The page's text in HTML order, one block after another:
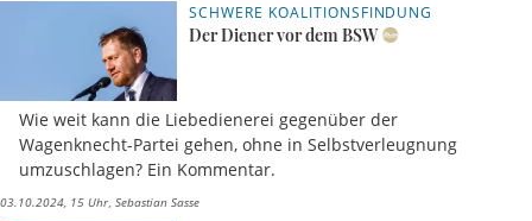
SCHWERE KOALITIONSFINDUNG
Der Diener vor dem BSW
Wie weit kann die Liebedienerei gegenüber der
Wagenknecht-Partei gehen, ohne in Selbstverleugnung
umzuschlagen? Ein Kommentar.
03.10.2024, 15 Uhr Sebastian Sasse